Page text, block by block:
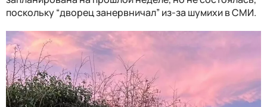
поскольку “дворец занервничал” из-за шумихи в СМИ.